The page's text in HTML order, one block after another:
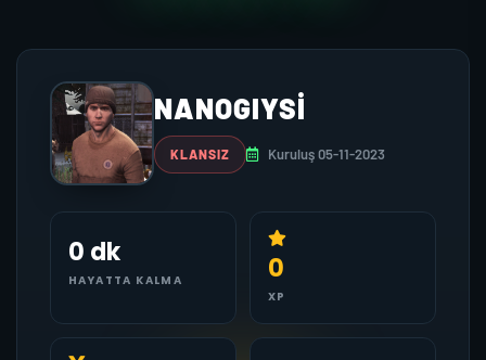
NANOGIYSİ
KLANSIZ Kuruluş 05-11-2023
0 dk
HAYATTA KALMA 0
XP